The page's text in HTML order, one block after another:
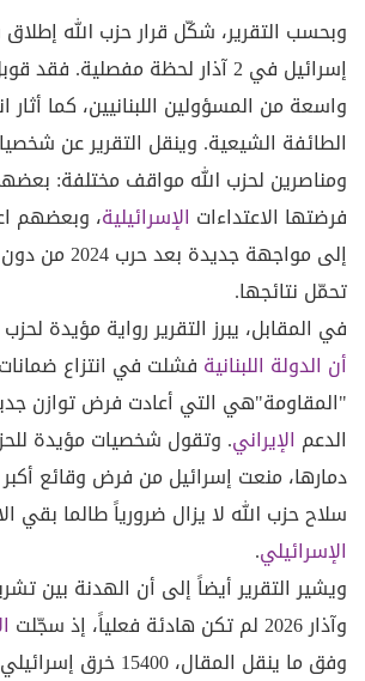
وبحسب التقرير، شكّل قرار حزب الله
إسرائيل في 2 آذار لحظة مفصلية. فقد
واسعة من المسؤولين اللبنانيين، كما
الطائفة الشيعية. وينقل التقرير عن
ومناصرين لحزب الله مواقف مختلفة:
فرضتها الاعتداءات الإسرائيلية، وبعضهم
إلى مواجهة
تحمّل نتائجها.
في المقابل، يبرز التقرير رواية مؤيدة لحزب
أن الدولة اللبنانية فشلت في انتزاع
"المقاومة"هي التي أعادت فرض توازن
الدعم الإيراني. وتقول شخصيات مؤيدة
دمارها، منعت إسرائيل من فرض وقائع
سلاح حزب الله لا يزال ضرورياً طالما بقي
الإسرائيلي.
وآذار 2026 لم تكن هادئة فعلياً، إذ سجّلت
وفق ما ينقل المقال،